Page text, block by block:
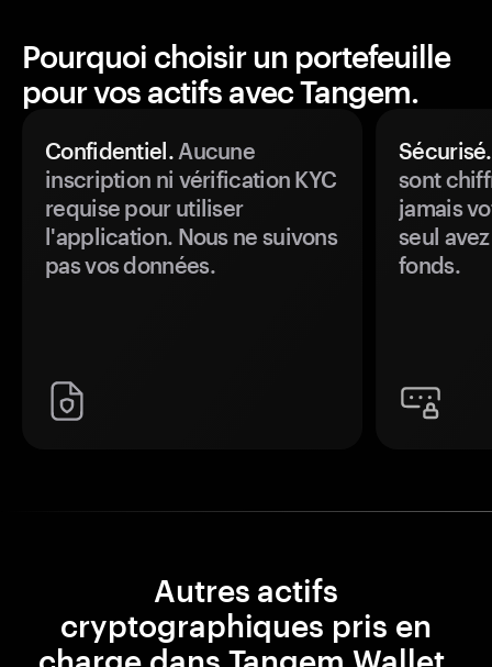
Pourquoi choisir un portefeuille
pour vos actifs avec Tangem.
Confidentiel.Aucune
inscription ni vérification KYC
requise pour utiliser
l'application. Nous ne suivons
pas vos données.
Sécurisé.
sont
jamais
seul
fonds.
Autres actifs
cryptographiques pris en